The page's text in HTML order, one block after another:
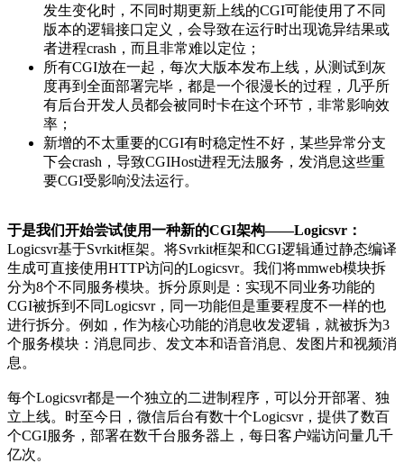
发生变化时，不同时期更新上线的CGI可能使用了不同
版本的逻辑接口定义，会导致在运行时出现诡异结果或
者进程crash，而且非常难以定位；
所有CGI放在一起，每次大版本发布上线，从测试到灰
度再到全面部署完毕，都是一个很漫长的过程，几乎所
有后台开发人员都会被同时卡在这个环节，非常影响效
率；
新增的不太重要的CGI有时稳定性不好，某些异常分支
下会crash，导致CGIHost进程无法服务，发消息这些重
要CGI受影响没法运行。
于是我们开始尝试使用一种新的CGI架构——Logicsvr：
Logicsvr基于Svrkit框架。将Svrkit框架和CGI逻辑通过静态编译
生成可直接使用HTTP访问的Logicsvr。我们将mmweb模块拆
分为8个不同服务模块。拆分原则是：实现不同业务功能的
CGI被拆到不同Logicsvr，同一功能但是重要程度不一样的也
进行拆分。例如，作为核心功能的消息收发逻辑，就被拆为3
个服务模块：消息同步、发文本和语音消息、发图片和视频消
息。
每个Logicsvr都是一个独立的二进制程序，可以分开部署、独
立上线。时至今日，微信后台有数十个Logicsvr，提供了数百
个CGI服务，部署在数千台服务器上，每日客户端访问量几千
亿次。